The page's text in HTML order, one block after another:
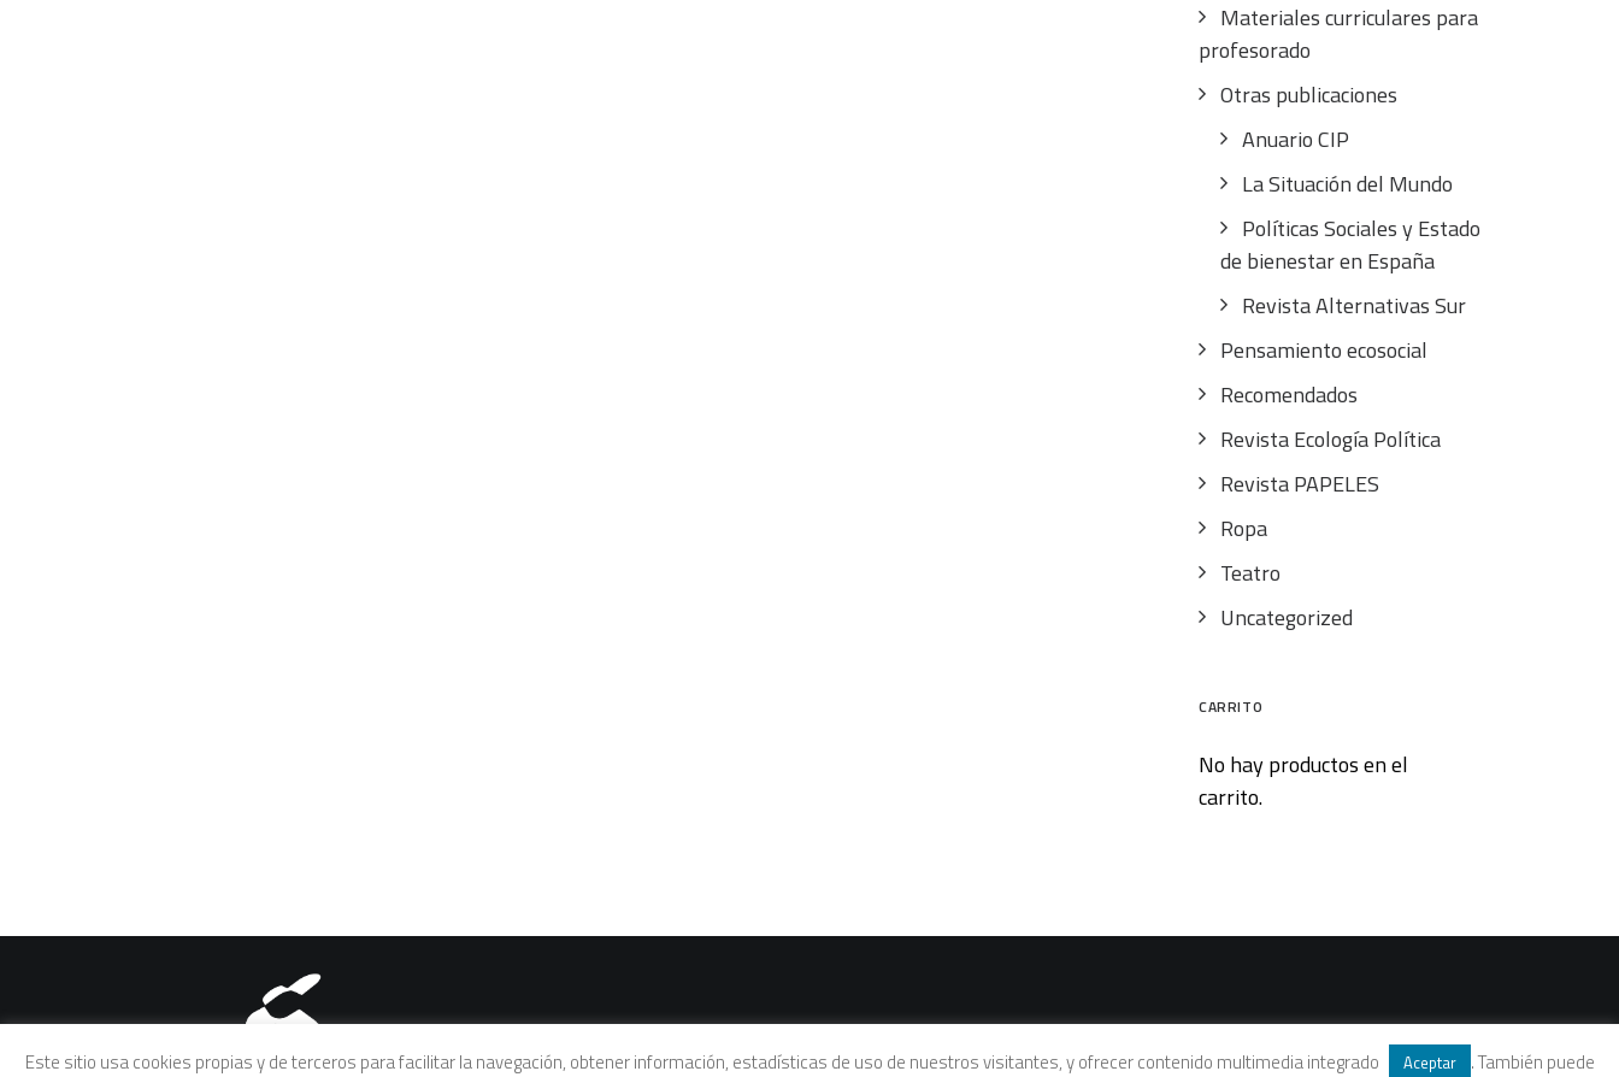
Materiales curriculares para
profesorado
Otras publicaciones
Anuario CIP
La Situación del Mundo
Políticas Sociales y Estado
de bienestar en España
Revista Alternativas Sur
Pensamiento ecosocial
Recomendados
Revista Ecología Política
Revista PAPELES
Ropa
Teatro
Uncategorized
CARRITO
No hay productos en el
carrito.
Aviso legal|Política de privacidad|Política de cookies|Condiciones legales de venta
Este sitio usa cookies propias y de terceros para facilitar la navegación, obtener información, estadísticas de uso de nuestros visitantes, y ofrecer contenido multimedia integrado Aceptar . También puede